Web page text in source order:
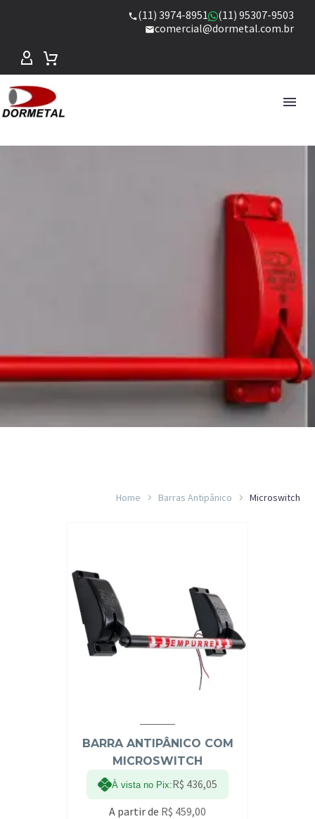
(11) 3974-8951
(11) 95307-9503
comercial@dormetal.com.br
MICROSWITCH
Home Barras Antipânico Microswitch
BARRA ANTIPÂNICO COM
MICROSWITCH
À vista no Pix:R$ 436,05
A partir de R$ 459,00